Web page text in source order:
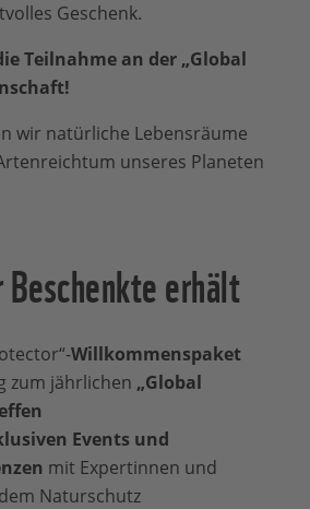
Geschenk.
Teilnahme an der „Global
wir natürliche Lebensräume
unseres Planeten
erhält
Willkommenspaket
zum jährlichen „Global
Events und
mit Expertinnen und
Naturschutz